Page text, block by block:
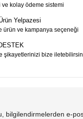
ve kolay ödeme sistemi
Yelpazesi
ürün ve kampanya seçeneği
şikayetlerinizi bize
bilgilendirmelerden e-